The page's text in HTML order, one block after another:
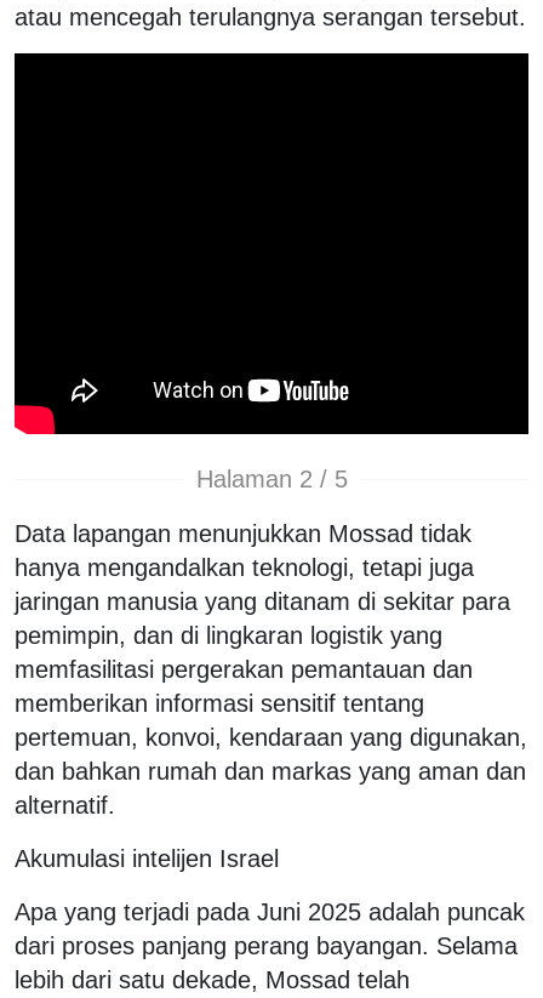
atau mencegah terulangnya serangan tersebut.
Halaman 2 / 5
Data lapangan menunjukkan Mossad tidak
hanya mengandalkan teknologi, tetapi juga
jaringan manusia yang ditanam di sekitar para
pemimpin, dan di lingkaran logistik yang
memfasilitasi pergerakan pemantauan dan
memberikan informasi sensitif tentang
pertemuan, konvoi, kendaraan yang digunakan,
dan bahkan rumah dan markas yang aman dan
alternatif.
Akumulasi intelijen Israel
Apa yang terjadi pada Juni 2025 adalah puncak
dari proses panjang perang bayangan. Selama
lebih dari satu dekade, Mossad telah